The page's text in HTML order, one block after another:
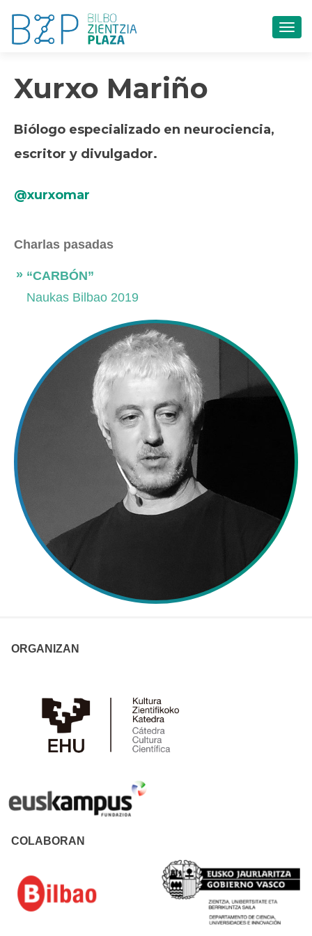
Xurxo Mariño
Biólogo especializado en neurociencia,
escritor y divulgador.
@xurxomar
Charlas pasadas
“CARBÓN”
Naukas Bilbao 2019
ORGANIZAN
COLABORAN